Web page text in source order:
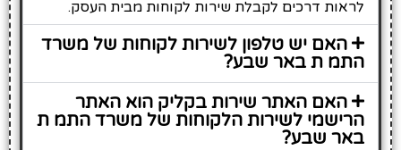
לראות דרכים לקבלת שירות לקוחות מבית העסק.
האם יש טלפון לשירות לקוחות של משרד
התמ ת באר שבע?
האם האתר שירות בקליק הוא האתר
הרישמי לשירות הלקוחות של משרד התמ ת
באר שבע?